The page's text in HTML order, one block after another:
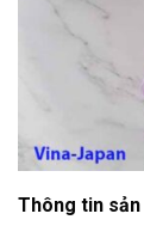
Thông tin sản